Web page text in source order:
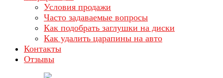
Условия продажи
Часто задаваемые вопросы
Как подобрать заглушки на диски
Как удалить царапины на авто
Контакты
Отзывы